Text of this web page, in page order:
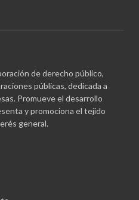
de derecho público,
públicas, dedicada a
Promueve el desarrollo
y promociona el tejido
general.